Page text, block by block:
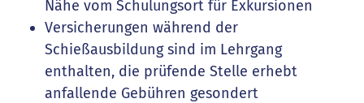
Nähe vom Schulungsort für Exkursionen
Versicherungen während der
Schießausbildung sind im Lehrgang
enthalten, die prüfende Stelle erhebt
anfallende Gebühren gesondert